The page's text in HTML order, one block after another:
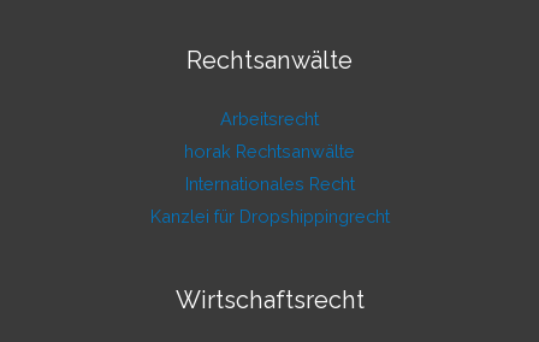
Rechtsanwälte
Arbeitsrecht
horak Rechtsanwälte
Internationales Recht
Kanzlei für Dropshippingrecht
Wirtschaftsrecht